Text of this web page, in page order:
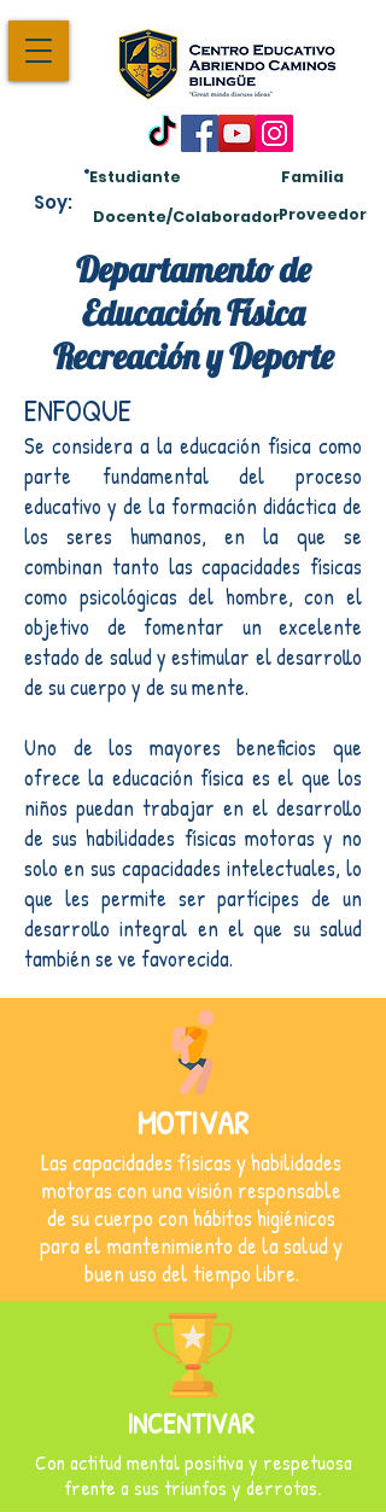
Estudiante
Docente/Colaborador
Familia
Proveedor
Soy:
Departamento de
Educación Física
Recreación y Deporte
ENFOQUE
Se considera a la educación física como
parte fundamental del proceso
educativo y de la formación didáctica de
los seres humanos, en la que se
combinan tanto las capacidades físicas
como psicológicas del hombre, con el
objetivo de fomentar un excelente
estado de salud y estimular el desarrollo
de su cuerpo y de su mente.
Uno de los mayores beneficios que
ofrece la educación física es el que los
niños puedan trabajar en el desarrollo
de sus habilidades físicas motoras y no
solo en sus capacidades intelectuales, lo
que les permite ser partícipes de un
desarrollo integral en el que su salud
también se ve favorecida.
Perfil del Estudiante en
elÁrea
MOTIVAR
Las capacidades físicas y habilidades
motoras con una visión responsable
de su cuerpo con hábitos higiénicos
para el mantenimiento de la salud y
buen uso del tiempo libre.
INCENTIVAR
Con actitud mental positiva y respetuosa
frente a sus triunfos y derrotas.